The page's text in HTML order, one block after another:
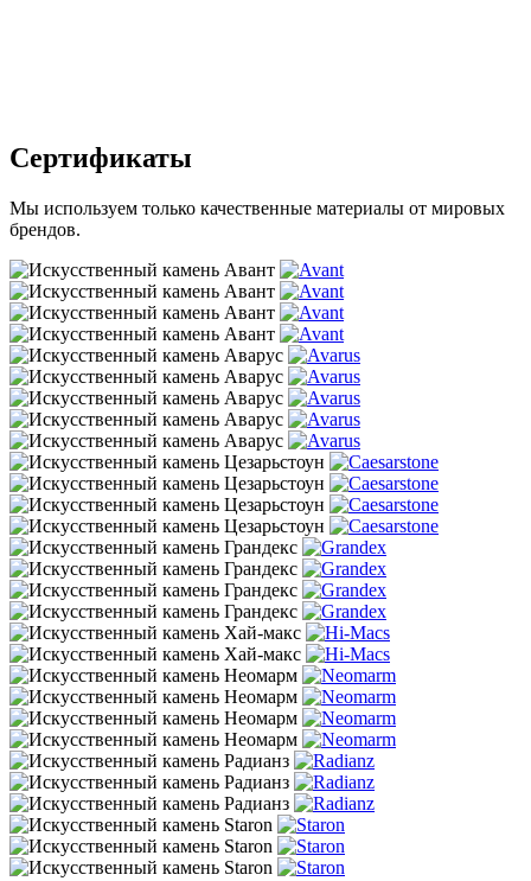
Сертификаты
Мы используем только качественные материалы от мировых
брендов.